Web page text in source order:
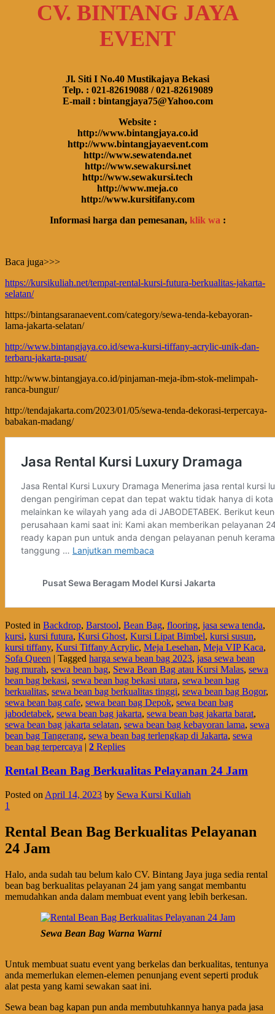
CV. BINTANG JAYA
EVENT
Jl. Siti I No.40 Mustikajaya Bekasi
Telp. : 021-82619088 / 021-82619089
E-mail : bintangjaya75@Yahoo.com
Website :
http://www.bintangjaya.co.id
http://www.bintangjayaevent.com
http://www.sewatenda.net
http://www.sewakursi.net
http://www.sewakursi.tech
http://www.meja.co
http://www.kursitifany.com
Informasi harga dan pemesanan, klik wa :
Baca juga>>>
https://kursikuliah.net/tempat-rental-kursi-futura-berkualitas-jakarta-
selatan/
https://bintangsaranaevent.com/category/sewa-tenda-kebayoran-
lama-jakarta-selatan/
http://www.bintangjaya.co.id/sewa-kursi-tiffany-acrylic-unik-dan-
terbaru-jakarta-pusat/
http://www.bintangjaya.co.id/pinjaman-meja-ibm-stok-melimpah-
ranca-bungur/
http://tendajakarta.com/2023/01/05/sewa-tenda-dekorasi-terpercaya-
babakan-madang/
Posted in Backdrop, Barstool, Bean Bag, flooring, jasa sewa tenda,
kursi, kursi futura, Kursi Ghost, Kursi Lipat Bimbel, kursi susun,
kursi tiffany, Kursi Tiffany Acrylic, Meja Lesehan, Meja VIP Kaca,
Sofa Queen | Tagged harga sewa bean bag 2023, jasa sewa bean
bag murah, sewa bean bag, Sewa Bean Bag atau Kursi Malas, sewa
bean bag bekasi, sewa bean bag bekasi utara, sewa bean bag
berkualitas, sewa bean bag berkualitas tinggi, sewa bean bag Bogor,
sewa bean bag cafe, sewa bean bag Depok, sewa bean bag
jabodetabek, sewa bean bag jakarta, sewa bean bag jakarta barat,
sewa bean bag jakarta selatan, sewa bean bag kebayoran lama, sewa
bean bag Tangerang, sewa bean bag terlengkap di Jakarta, sewa
bean bag terpercaya | 2 Replies
Rental Bean Bag Berkualitas Pelayanan 24 Jam
Posted on April 14, 2023 by Sewa Kursi Kuliah
1
Rental Bean Bag Berkualitas Pelayanan
24 Jam
Halo, anda sudah tau belum kalo CV. Bintang Jaya juga sedia rental
bean bag berkualitas pelayanan 24 jam yang sangat membantu
memudahkan anda dalam membuat event yang lebih berkesan.
Sewa Bean Bag Warna Warni
Untuk membuat suatu event yang berkelas dan berkualitas, tentunya
anda memerlukan elemen-elemen penunjang event seperti produk
alat pesta yang kami sewakan saat ini.
Sewa bean bag kapan pun anda membutuhkannya hanya pada jasa